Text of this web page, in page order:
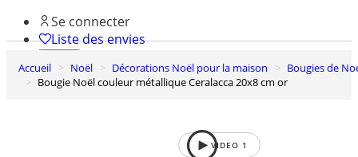
Se connecter
Liste des envies
0
Panier
Accueil Noël Décorations Noël pour la maison
Bougies de
Bougie Noël couleur métallique Ceralacca 20x8 cm or
VIDEO 1